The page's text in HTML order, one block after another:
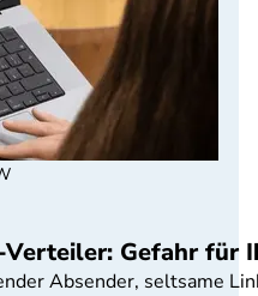
Gefahr für
Absender, seltsame